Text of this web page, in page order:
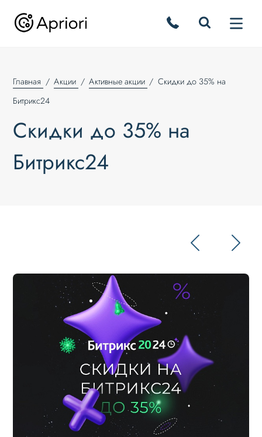
Главная Акции Активные акции
Скидки до 35% на
Битрикс24
Скидки до 35% на
Битрикс24